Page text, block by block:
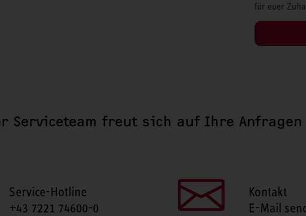
für euer
Serviceteam freut sich auf Ihre Anfragen
Service-Hotline
+43 7221 74600-0
Kontakt
E-Mail